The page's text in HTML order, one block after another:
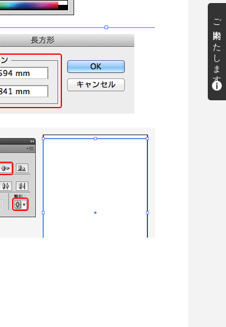
ご案内いたします